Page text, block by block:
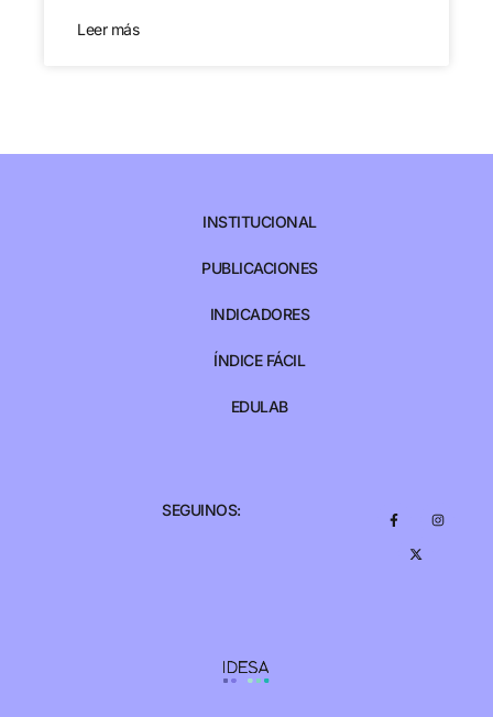
Leer más
INSTITUCIONAL
PUBLICACIONES
INDICADORES
ÍNDICE FÁCIL
EDULAB
SEGUINOS: